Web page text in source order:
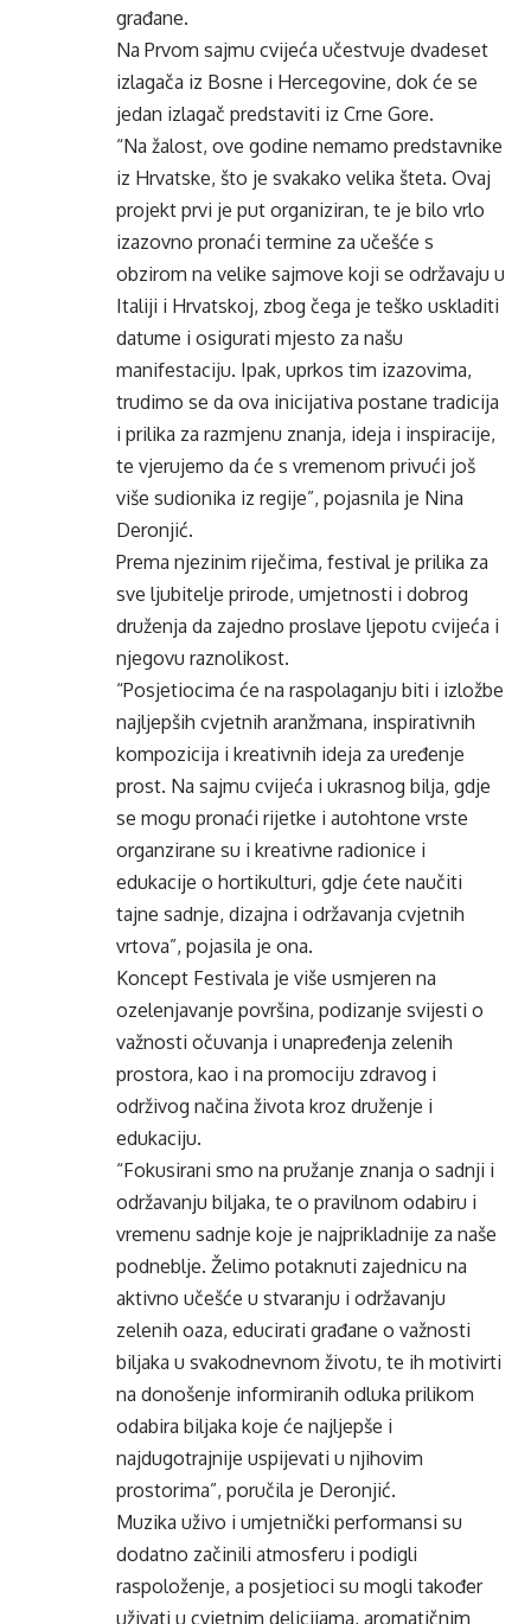
građane.
Na Prvom sajmu cvijeća učestvuje dvadeset
izlagača iz Bosne i Hercegovine, dok će se
jedan izlagač predstaviti iz Crne Gore.
“Na žalost, ove godine nemamo predstavnike
iz Hrvatske, što je svakako velika šteta. Ovaj
projekt prvi je put organiziran, te je bilo vrlo
izazovno pronaći termine za učešće s
obzirom na velike sajmove koji se održavaju u
Italiji i Hrvatskoj, zbog čega je teško uskladiti
datume i osigurati mjesto za našu
manifestaciju. Ipak, uprkos tim izazovima,
trudimo se da ova inicijativa postane tradicija
i prilika za razmjenu znanja, ideja i inspiracije,
te vjerujemo da će s vremenom privući još
više sudionika iz regije”, pojasnila je Nina
Deronjić.
Prema njezinim riječima, festival je prilika za
sve ljubitelje prirode, umjetnosti i dobrog
druženja da zajedno proslave ljepotu cvijeća i
njegovu raznolikost.
“Posjetiocima će na raspolaganju biti i izložbe
najljepših cvjetnih aranžmana, inspirativnih
kompozicija i kreativnih ideja za uređenje
prost. Na sajmu cvijeća i ukrasnog bilja, gdje
se mogu pronaći rijetke i autohtone vrste
organzirane su i kreativne radionice i
edukacije o hortikulturi, gdje ćete naučiti
tajne sadnje, dizajna i održavanja cvjetnih
vrtova”, pojasila je ona.
Koncept Festivala je više usmjeren na
ozelenjavanje površina, podizanje svijesti o
važnosti očuvanja i unapređenja zelenih
prostora, kao i na promociju zdravog i
održivog načina života kroz druženje i
edukaciju.
“Fokusirani smo na pružanje znanja o sadnji i
održavanju biljaka, te o pravilnom odabiru i
vremenu sadnje koje je najprikladnije za naše
podneblje. Želimo potaknuti zajednicu na
aktivno učešće u stvaranju i održavanju
zelenih oaza, educirati građane o važnosti
biljaka u svakodnevnom životu, te ih motivirti
na donošenje informiranih odluka prilikom
odabira biljaka koje će najljepše i
najdugotrajnije uspijevati u njihovim
prostorima”, poručila je Deronjić.
Muzika uživo i umjetnički performansi su
dodatno začinili atmosferu i podigli
raspoloženje, a posjetioci su mogli također
uživati u cvjetnim delicijama, aromatičnim